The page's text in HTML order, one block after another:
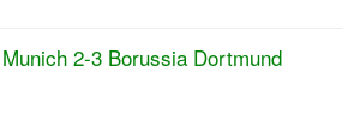
2-3 Borussia Dortmund